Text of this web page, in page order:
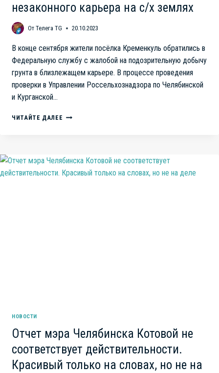
незаконного карьера на с/х землях
От Телега TG 20.10.2023
В конце сентября жители посёлка Кременкуль обратились в
Федеральную службу с жалобой на подозрительную добычу
грунта в близлежащем карьере. В процессе проведения
проверки в Управлении Россельхознадзора по Челябинской
и Курганской…
ЧИТАЙТЕ ДАЛЕЕ И
ДОБЫЧА
ИСКОПАЕМЫХ
НОВОСТИ
Отчет мэра Челябинска Котовой не
соответствует действительности.
Красивый только на словах, но не на